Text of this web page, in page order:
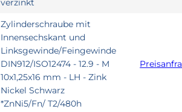
verzinkt
Zylinderschraube mit
Innensechskant und
Linksgewinde/Feingewinde
DIN912/ISO12474 - 12.9 - M
10x1,25x16 mm - LH - Zink
Nickel Schwarz
*ZnNi5/Fn/ T2/480h